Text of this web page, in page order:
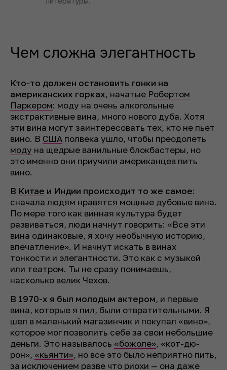
Чем сложна элегантность
Кто-то должен остановить гонки на
американских горках, начатые Робертом
Паркером: моду на очень алкогольные
экстрактивные вина, много нового дуба. Хотя
эти вина могут заинтересовать тех, кто не пьет
вино. В США полвека ушло, чтобы преодолеть
моду на щедрые ванильные блокбастеры, но
это именно они приучили американцев пить
вино.
В Китае и Индии происходит то же самое:
сначала людям нравятся мощные дубовые вина.
По мере того как винная культура будет
развиваться, люди начнут говорить: «Все эти
вина одинаковые, я хочу необычную историю,
впечатление». И начнут искать в винах
тонкости и элегантности. Это как с музыкой
или театром. Ты не сразу понимаешь,
насколько велик Чехов.
В 1970-х я был молодым актером, и первые
вина, которые я пил, были отвратительными. Я
шел в маленький магазинчик и покупал «вино»,
которое мог позволить себе за свои небольшие
деньги. Это называлось «божоле», «кот-дю-
рон», «кьянти», но все это было неприятно пить,
за исключением разве что риохи — она даже